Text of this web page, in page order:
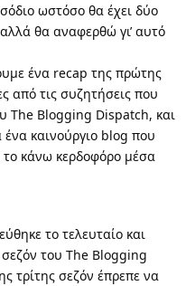
ωστόσο θα έχει δύο
θα αναφερθώ γι’ αυτό
ένα recap της πρώτης
από τις συζητήσεις που
The Blogging Dispatch, και
καινούργιο blog που
κάνω κερδοφόρο μέσα
το τελευταίο και
σεζόν του The Blogging
τρίτης σεζόν έπρεπε να